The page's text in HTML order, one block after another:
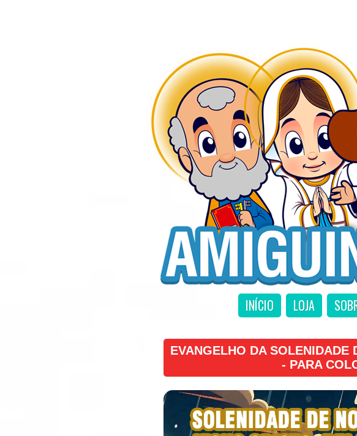
INÍCIO LOJA
EVANGELHO DA SOLENIDADE
- PARA